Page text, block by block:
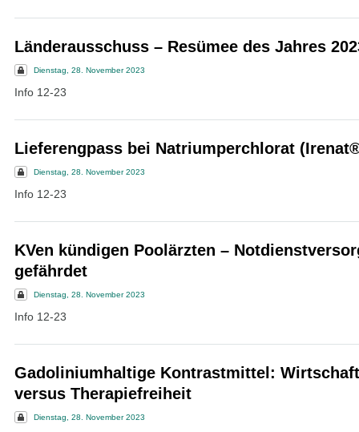
Länderausschuss – Resümee des Jahres
Dienstag, 28. November 2023
Info 12-23
Lieferengpass bei Natriumperchlorat
Dienstag, 28. November 2023
Info 12-23
KVen kündigen Poolärzten –
gefährdet
Dienstag, 28. November 2023
Info 12-23
Gadoliniumhaltige Kontrastmittel:
versus Therapiefreiheit
Dienstag, 28. November 2023